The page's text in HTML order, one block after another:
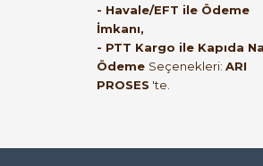
Alışveriş süreci de hızlı ve
Kemal Toktaş | 20/06/2026
saticinin sonrasindaki iletisim ve
- Havale/EFT ile Ödeme
İmkanı,
- PTT Kargo ile Kapıda
Ödeme Seçenekleri: ARI
PROSES 'te.